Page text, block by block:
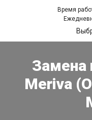
Время
Замена
Meriva